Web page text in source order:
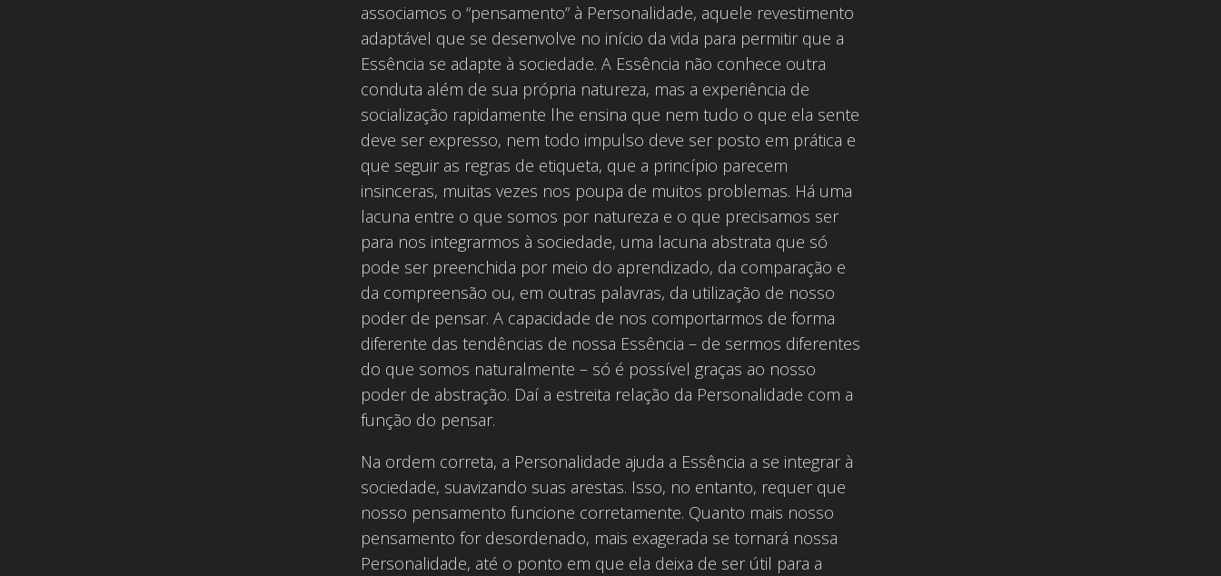
associamos o “pensamento” à Personalidade, aquele revestimento
adaptável que se desenvolve no início da vida para permitir que a
Essência se adapte à sociedade. A Essência não conhece outra
conduta além de sua própria natureza, mas a experiência de
socialização rapidamente lhe ensina que nem tudo o que ela sente
deve ser expresso, nem todo impulso deve ser posto em prática e
que seguir as regras de etiqueta, que a princípio parecem
insinceras, muitas vezes nos poupa de muitos problemas. Há uma
lacuna entre o que somos por natureza e o que precisamos ser
para nos integrarmos à sociedade, uma lacuna abstrata que só
pode ser preenchida por meio do aprendizado, da comparação e
da compreensão ou, em outras palavras, da utilização de nosso
poder de pensar. A capacidade de nos comportarmos de forma
diferente das tendências de nossa Essência – de sermos diferentes
do que somos naturalmente – só é possível graças ao nosso
poder de abstração. Daí a estreita relação da Personalidade com a
função do pensar.
Na ordem correta, a Personalidade ajuda a Essência a se integrar à
sociedade, suavizando suas arestas. Isso, no entanto, requer que
nosso pensamento funcione corretamente. Quanto mais nosso
pensamento for desordenado, mais exagerada se tornará nossa
Personalidade, até o ponto em que ela deixa de ser útil para a